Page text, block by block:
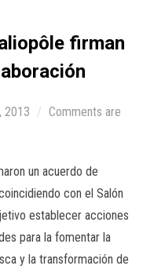
firman
2013
Comments are
un acuerdo de
con el Salón
establecer acciones
para la fomentar la
y la transformación de